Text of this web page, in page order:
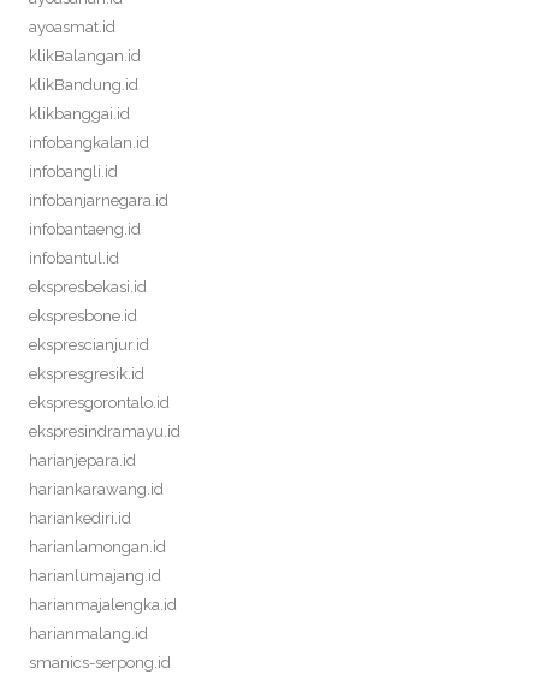
ayoasmat.id
klikBalangan.id
klikBandung.id
klikbanggai.id
infobangkalan.id
infobangli.id
infobanjarnegara.id
infobantaeng.id
infobantul.id
ekspresbekasi.id
ekspresbone.id
eksprescianjur.id
ekspresgresik.id
ekspresgorontalo.id
ekspresindramayu.id
harianjepara.id
hariankarawang.id
hariankediri.id
harianlamongan.id
harianlumajang.id
harianmajalengka.id
harianmalang.id
smanics-serpong.id